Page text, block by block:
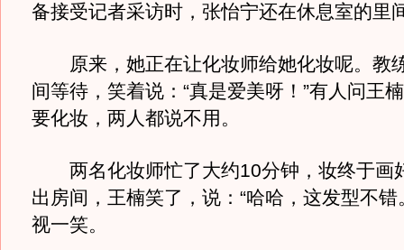
备接受记者采访时，张怡宁还在休息室的里
原来，她正在让化妆师给她化妆呢。教
间等待，笑着说：“真是爱美呀！”有人问王
要化妆，两人都说不用。
两名化妆师忙了大约10分钟，妆终于画
出房间，王楠笑了，说：“哈哈，这发型不错
视一笑。